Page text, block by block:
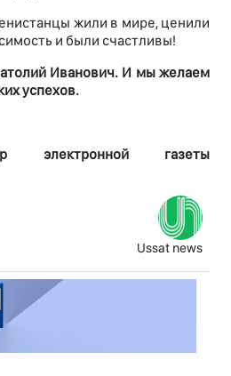
жили в мире, ценили
и были счастливы!
Иванович. И мы желаем
успехов.
электронной газеты
Ussat news